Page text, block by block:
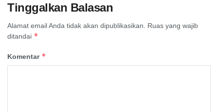
Tinggalkan Balasan
Alamat email Anda tidak akan dipublikasikan.
Ruas yang wajib
ditandai *
Komentar *